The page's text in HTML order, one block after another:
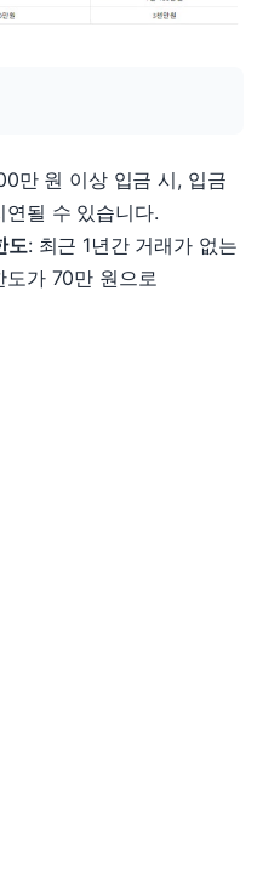
만 원 이상 입금 시, 입금
될 수 있습니다.
도: 최근 1년간 거래가 없는
도가 70만 원으로